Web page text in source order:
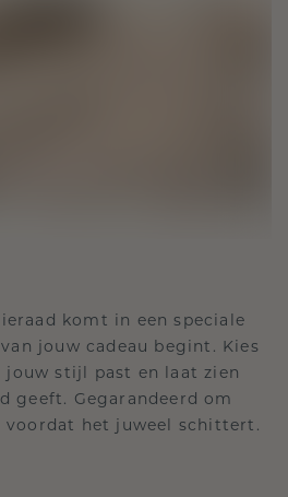
komt in een speciale
jouw cadeau begint. Kies
jouw stijl past en laat zien
geeft. Gegarandeerd om
voordat het juweel schittert.